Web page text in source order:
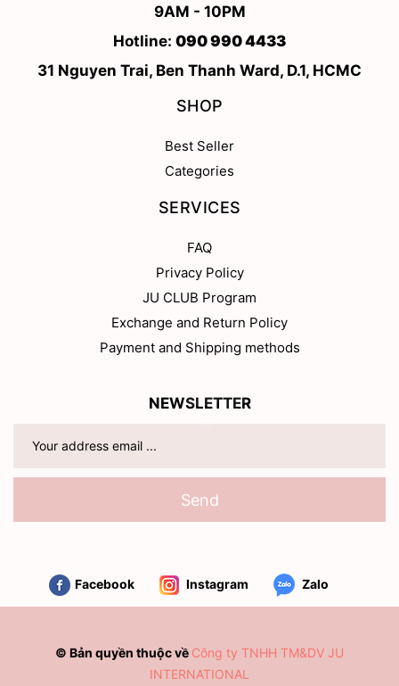
9AM - 10PM
Hotline: 090 990 4433
31 Nguyen Trai, Ben Thanh Ward, D.1, HCMC
SHOP
Best Seller
Categories
SERVICES
FAQ
Privacy Policy
JU CLUB Program
Exchange and Return Policy
Payment and Shipping methods
NEWSLETTER
Send
Facebook Instagram Zalo
© Bản quyền thuộc về Công ty TNHH TM&DV JU
INTERNATIONAL